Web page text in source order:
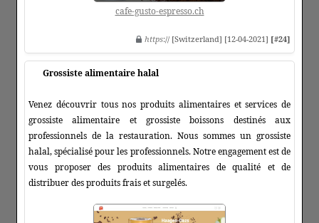
cafe-gusto-espresso.ch
https:// [Switzerland] [12-04-2021] [#24]
Grossiste alimentaire halal
Venez découvrir tous nos produits alimentaires et services de
grossiste alimentaire et grossiste boissons destinés aux
professionnels de la restauration. Nous sommes un grossiste
halal, spécialisé pour les professionnels. Notre engagement est de
vous proposer des produits alimentaires de qualité et de
distribuer des produits frais et surgelés.